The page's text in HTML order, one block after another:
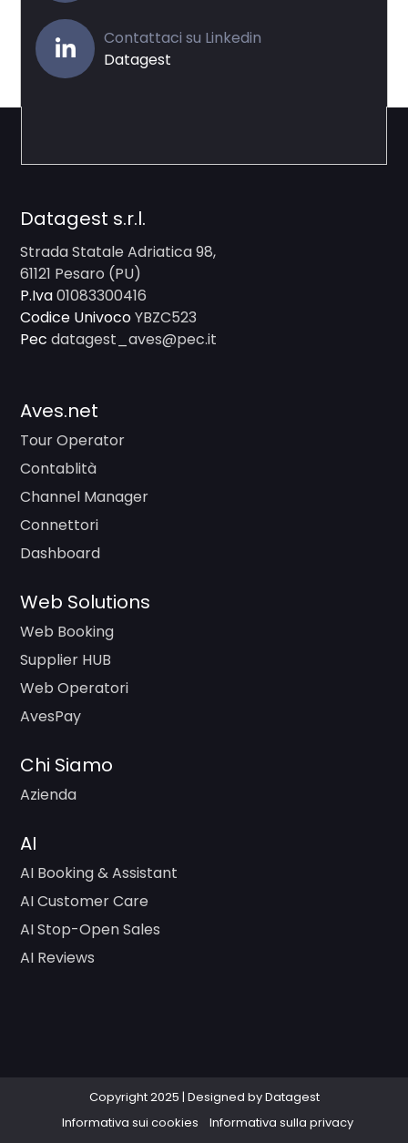
Contattaci su Linkedin
Datagest
Datagest s.r.l.
Strada Statale Adriatica 98,
61121 Pesaro (PU)
P.Iva01083300416
Codice UnivocoYBZC523
Pec datagest_aves@pec.it
Aves.net
Tour Operator
Contablità
Channel Manager
Connettori
Dashboard
Web Solutions
Web Booking
Supplier HUB
Web Operatori
AvesPay
Chi Siamo
Azienda
AI
AI Booking & Assistant
AI Customer Care
AI Stop-Open Sales
AI Reviews
Copyright 2025 | Designed by Datagest
Informativa sui cookies
Informativa sulla privacy